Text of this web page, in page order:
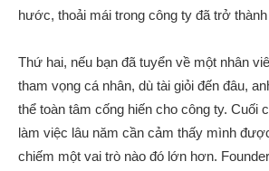
hước, thoải mái trong công ty đã trở
Thứ hai, nếu bạn đã tuyển về một nhân
tham vọng cá nhân, dù tài giỏi đến đâu,
thể toàn tâm cống hiến cho công ty. Cuối
làm việc lâu năm cần cảm thấy mình
chiếm một vai trò nào đó lớn hơn.